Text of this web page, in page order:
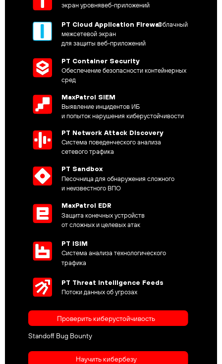
Проверить киберустойчивость
Научить кибербезу
Standoff Bug Bounty
PT Cloud Application Firewal
экран уровнявеб-приложений
Облачный
межсетевой экран
для защиты веб-приложений
Обеспечение безопасности контейнерных
сред
PT Container Security
Выявление инцидентов ИБ
и попыток нарушения киберустойчивости
MaxPatrol SIEM
PT Network Attack Discovery
Система поведенческого анализа
сетевого трафика
PT Sandbox
Песочница для обнаружения сложного
и неизвестного ВПО
MaxPatrol EDR
Защита конечных устройств
от сложных и целевых атак
PT ISIM
Система анализа технологического
трафика
PT Threat Intelligence Feeds
Потоки данных об угрозах